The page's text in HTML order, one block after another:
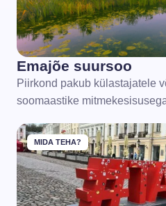
Emajõe suursoo
Piirkond pakub külastajatele
soomaastike
MIDA TEHA?